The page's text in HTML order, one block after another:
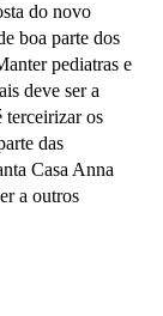
do novo
boa parte dos
pediatras e
deve ser a
terceirizar os
das
Casa Anna
a outros